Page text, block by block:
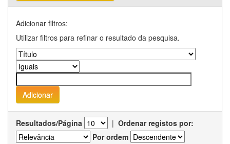
Adicionar filtros:
Utilizar filtros para refinar o resultado da pesquisa.
Resultados/Página | Ordenar registos por:
Por ordem